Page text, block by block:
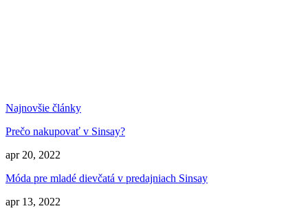
Najnovšie články
Prečo nakupovať v Sinsay?
apr 20, 2022
Móda pre mladé dievčatá v predajniach Sinsay
apr 13, 2022